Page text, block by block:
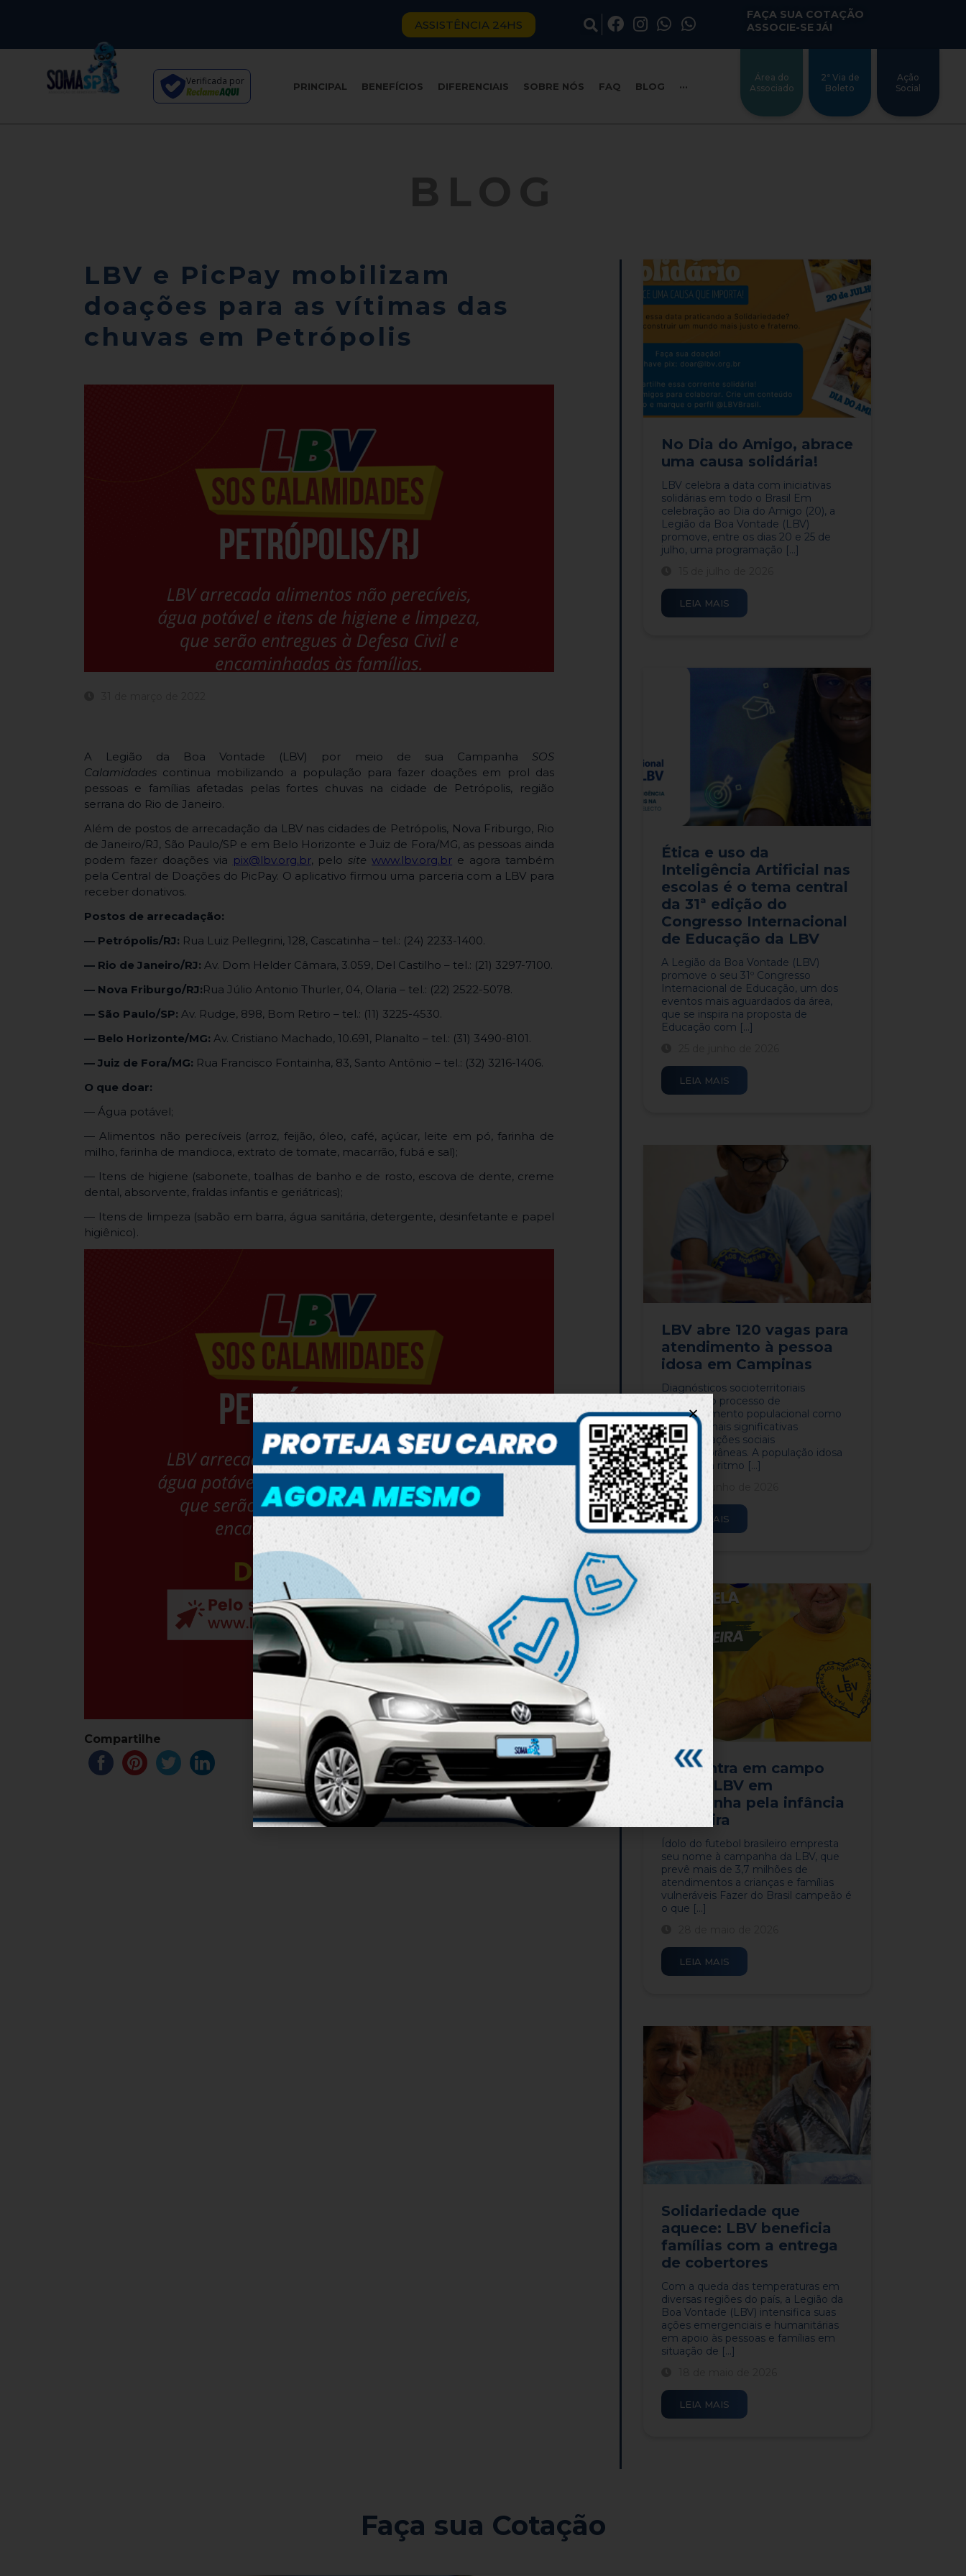
ASSISTÊNCIA 24HS
FAÇA SUA COTAÇÃO
ASSOCIE-SE JÁ!
Verificada por PRINCIPAL BENEFÍCIOS DIFERENCIAIS SOBRE NÓS FAQ BLOG ···
Área do
Associado
2ª Via de
Boleto
Ação
Social
LBV e PicPay mobilizam
doações para as vítimas das
chuvas em Petrópolis
A Legião da Boa Vontade (LBV) por meio de sua Campanha SOS
Calamidades continua mobilizando a população para fazer doações em prol das
pessoas e famílias afetadas pelas fortes chuvas na cidade de Petrópolis, região
serrana do Rio de Janeiro.
Além de postos de arrecadação da LBV nas cidades de Petrópolis, Nova Friburgo, Rio
de Janeiro/RJ, São Paulo/SP e em Belo Horizonte e Juiz de Fora/MG, as pessoas ainda
podem fazer doações via pix@lbv.org.br, pelositewww.lbv.org.br e agora também
pela Central de Doações do PicPay. O aplicativo firmou uma parceria com a LBV para
receber donativos.
Postos de arrecadação:
— Petrópolis/RJ: Rua Luiz Pellegrini, 128, Cascatinha – tel.: (24) 2233-1400.
— Rio de Janeiro/RJ: Av. Dom Helder Câmara, 3.059, Del Castilho – tel.: (21) 3297-7100.
— Nova Friburgo/RJ:Rua Júlio Antonio Thurler, 04, Olaria – tel.: (22) 2522-5078.
— São Paulo/SP: Av. Rudge, 898, Bom Retiro – tel.: (11) 3225-4530.
— Belo Horizonte/MG: Av. Cristiano Machado, 10.691, Planalto – tel.: (31) 3490-8101.
— Juiz de Fora/MG: Rua Francisco Fontainha, 83, Santo Antônio – tel.: (32) 3216-1406.
O que doar:
— Água potável;
— Alimentos não perecíveis (arroz, feijão, óleo, café, açúcar, leite em pó, farinha de
milho, farinha de mandioca, extrato de tomate, macarrão, fubá e sal);
— Itens de higiene (sabonete, toalhas de banho e de rosto, escova de dente, creme
dental, absorvente, fraldas infantis e geriátricas);
— Itens de limpeza (sabão em barra, água sanitária, detergente, desinfetante e papel
higiênico).
Compartilhe
No Dia do Amigo, abrace
uma causa solidária!
LBV celebra a data com iniciativas
solidárias em todo o Brasil Em
celebração ao Dia do Amigo (20), a
Legião da Boa Vontade (LBV)
promove, entre os dias 20 e 25 de
julho, uma programação [...]
LEIA MAIS
Ética e uso da
Inteligência Artificial nas
escolas é o tema central
da 31ª edição do
Congresso Internacional
de Educação da LBV
​​​​A Legião da Boa Vontade (LBV)
promove o seu 31º Congresso
Internacional de Educação, um dos
eventos mais aguardados da área,
que se inspira na proposta de
Educação com [...]
LEIA MAIS
LBV abre 120 vagas para
atendimento à pessoa
idosa em Campinas
Diagnósticos socioterritoriais
apontam o processo de
envelhecimento populacional como
uma das mais significativas
transformações sociais
contemporâneas. A população idosa
cresce em ritmo [...]
16 de junho de 2026
LEIA MAIS
Zico entra em campo
com a LBV em
campanha pela infância
brasileira
​​Ídolo do futebol brasileiro empresta
seu nome à campanha da LBV, que
prevê mais de 3,7 milhões de
atendimentos a crianças e famílias
vulneráveis​ Fazer do Brasil campeão é
o que [...]
LEIA MAIS
Solidariedade que
aquece: LBV beneficia
famílias com a entrega
de cobertores
​Com a queda das temperaturas em
diversas regiões do país, a Legião da
Boa Vontade (LBV) intensifica suas
ações emergenciais e humanitárias
em apoio às pessoas e famílias em
situação de [...]
LEIA MAIS
Faça sua Cotação